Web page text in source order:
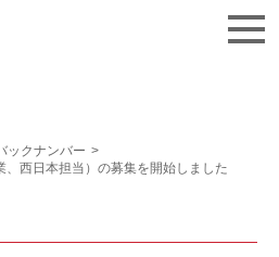
お問い合わせ
ックナンバー >
西日本担当）の募集を開始しました